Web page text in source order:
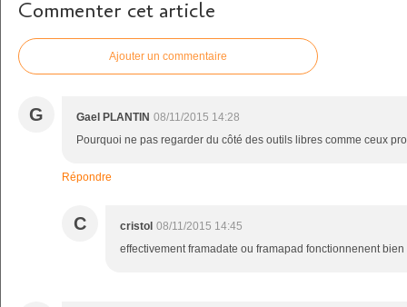
Commenter cet article
Ajouter un commentaire
G Gael PLANTIN 08/11/2015 14:28
Pourquoi ne pas regarder du côté des outils libres comme ceux
Répondre
C cristol 08/11/2015 14:45
effectivement framadate ou framapad fonctionnenent bien